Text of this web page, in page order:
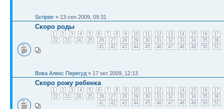
Scripter » 13 сен 2009, 09:31
Скоро роды
1 2 3 4 5 6 7 8 9 10 11 12 13 14 15 16
17
22
23 24 25 26 27 28 29 30 31 32 33 34 35
36
41
42 43 44 45 46 47 48 49 50 51
Вова Алекс Перегуд » 17 окт 2009, 12:13
Скоро рожу ребенка
1 2 3 4 5 6 7 8 9 10 11 12 13 14 15 16
17
22
23 24 25 26 27 28 29 30 31 32 33 34 35
36
41
42 43 44 45 46 47 48 49 50 51